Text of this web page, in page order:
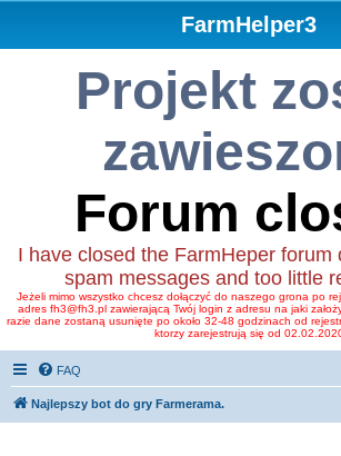
FarmHelper3
Projekt
Forum
I have closed the FarmHeper forum
spam messages and too little
Jeżeli mimo wszystko chcesz dołączyć do naszego grona po
adres fh3@fh3.pl zawierającą Twój login z adresu na jaki
razie dane zostaną usunięte po około 32-48 godzinach od
ktorzy zarejestrują się od
FAQ
Najlepszy bot do gry Farmerama.